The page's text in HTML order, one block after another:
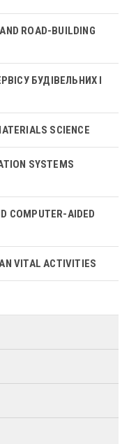
ROAD-BUILDING
БУДІВЕЛЬНИХ І
SCIENCE
SYSTEMS
COMPUTER-AIDED
VITAL ACTIVITIES